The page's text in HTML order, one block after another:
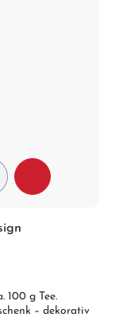
100 g Tee.
– dekorativ